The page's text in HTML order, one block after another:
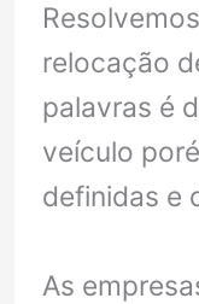
relocação
palavras é
veículo
definidas e
As